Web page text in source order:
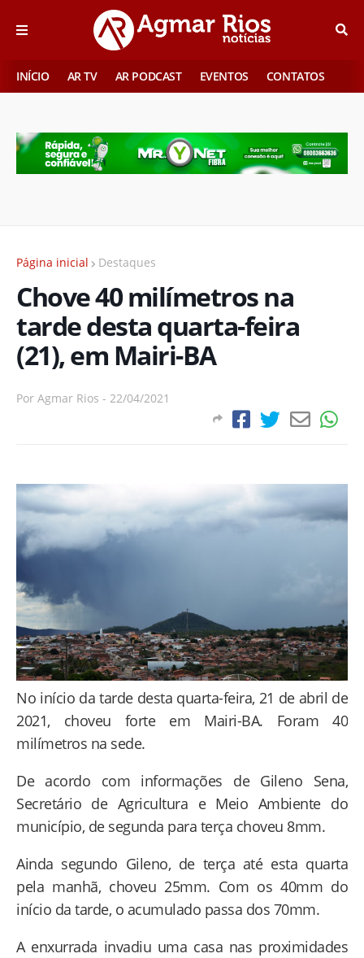
INÍCIO AR TV AR PODCAST EVENTOS CONTATOS
Página inicial Destaques
Chove 40 milímetros na
tarde desta quarta-feira
(21), em Mairi-BA
Por Agmar Rios - 22/04/2021
No início da tarde desta quarta-feira, 21 de abril de
2021, choveu forte em Mairi-BA. Foram 40
milímetros na sede.
De acordo com informações de Gileno Sena,
Secretário de Agricultura e Meio Ambiente do
município, de segunda para terça choveu 8mm.
Ainda segundo Gileno, de terça até esta quarta
pela manhã, choveu 25mm. Com os 40mm do
início da tarde, o acumulado passa dos 70mm.
A enxurrada invadiu uma casa nas proximidades